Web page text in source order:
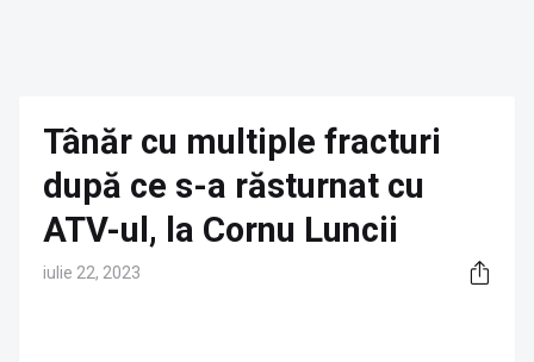
Tânăr cu multiple fracturi
după ce s-a răsturnat cu
ATV-ul, la Cornu Luncii
iulie 22, 2023